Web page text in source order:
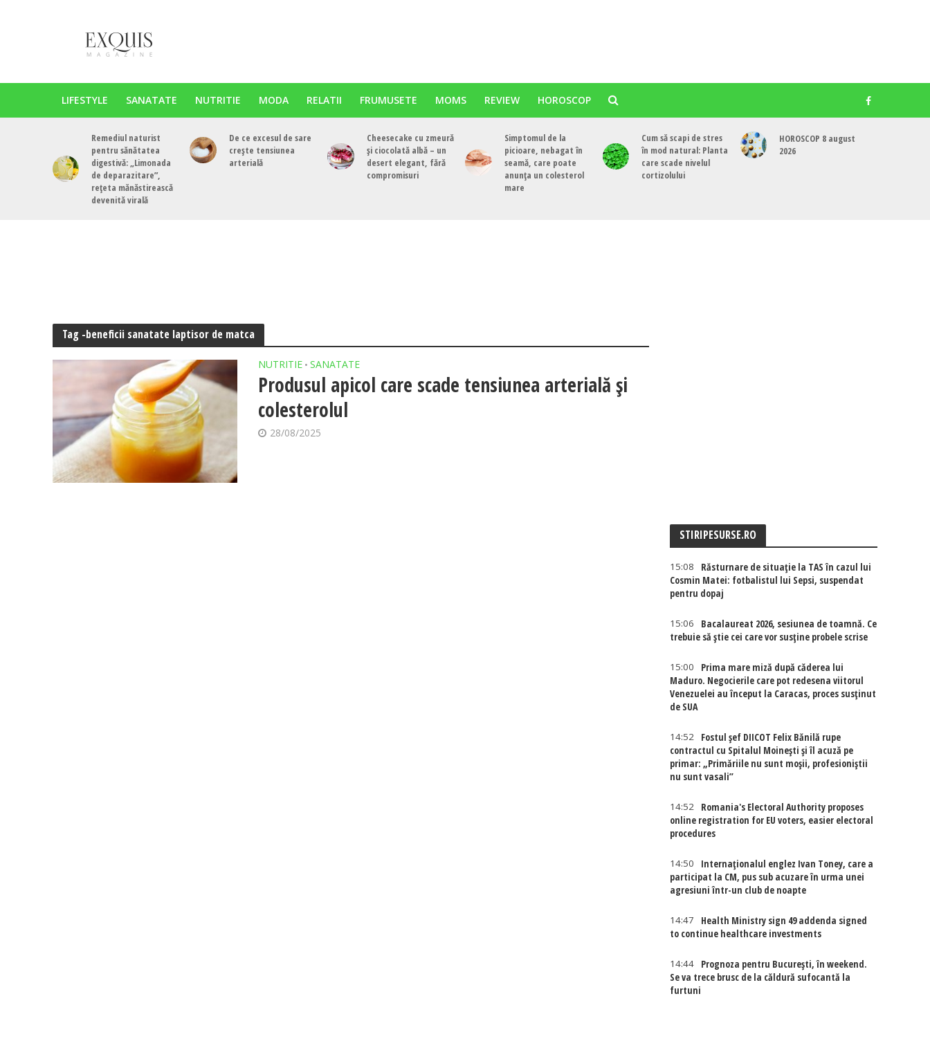
LIFESTYLE SANATATE NUTRITIE MODA RELATII FRUMUSETE MOMS REVIEW HOROSCOP
Remediul naturist
pentru sănătatea
digestivă: „Limonada
de deparazitare”,
rețeta mănăstirească
devenită virală
De ce excesul de sare
crește tensiunea
arterială
Cheesecake cu zmeură
și ciocolată albă – un
desert elegant, fără
compromisuri
Simptomul de la
picioare, nebagat în
seamă, care poate
anunța un colesterol
mare
Cum să scapi de stres
în mod natural: Planta
care scade nivelul
cortizolului
HOROSCOP 8 august
2026
Tag -beneficii sanatate laptisor de matca
NUTRITIE • SANATATE
Produsul apicol care scade tensiunea arterială și
colesterolul
28/08/2025
STIRIPESURSE.RO
15:08
Răsturnare de situație la TAS în cazul lui
Cosmin Matei: fotbalistul lui Sepsi, suspendat
pentru dopaj
15:06
Bacalaureat 2026, sesiunea de toamnă. Ce
trebuie să știe cei care vor susține probele scrise
15:00
Prima mare miză după căderea lui
Maduro. Negocierile care pot redesena viitorul
Venezuelei au început la Caracas, proces susținut
de SUA
14:52
Fostul șef DIICOT Felix Bănilă rupe
contractul cu Spitalul Moinești și îl acuză pe
primar: „Primăriile nu sunt moșii, profesioniștii
nu sunt vasali”
14:52
Romania's Electoral Authority proposes
online registration for EU voters, easier electoral
procedures
14:50
Internaţionalul englez Ivan Toney, care a
participat la CM, pus sub acuzare în urma unei
agresiuni într-un club de noapte
14:47
Health Ministry sign 49 addenda signed
to continue healthcare investments
14:44
Prognoza pentru București, în weekend.
Se va trece brusc de la căldură sufocantă la
furtuni